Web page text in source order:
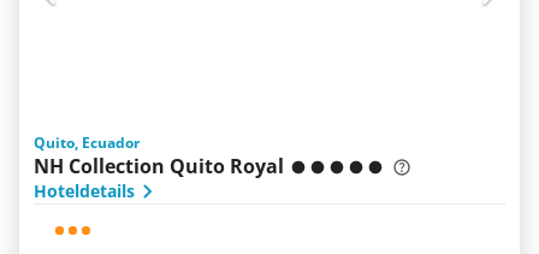
Quito, Ecuador
NH Collection Quito Royal
Hoteldetails